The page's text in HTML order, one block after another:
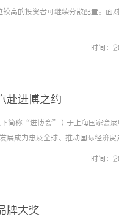
高的投资者可继续分散配置。面
时间：
赴进博之约
简称“进博会”）于上海国家会
展成为惠及全球、推动国际经济
简称“欧姆龙”）今年围绕“以自
时间：
牌大奖